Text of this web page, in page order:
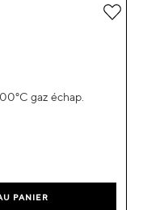
gaz échap.
PANIER